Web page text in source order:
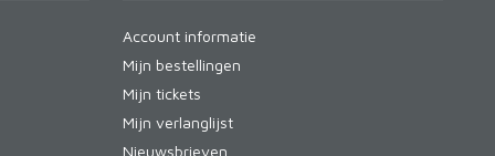
Account informatie
Mijn bestellingen
Mijn tickets
Mijn verlanglijst
Nieuwsbrieven